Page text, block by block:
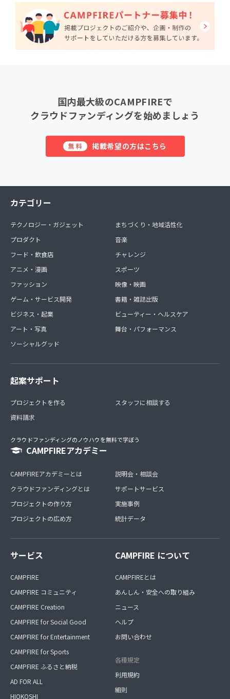
国内最大級のCAMPFIREで
クラウドファンディングを始めましょう
無料 掲載希望の方はこちら
カテゴリー
テクノロジー・ガジェット
プロダクト
フード・飲食店
アニメ・漫画
ファッション
ゲーム・サービス開発
ビジネス・起業
アート・写真
ソーシャルグッド
まちづくり・地域活性化
音楽
チャレンジ
スポーツ
映像・映画
書籍・雑誌出版
ビューティー・ヘルスケア
舞台・パフォーマンス
起案サポート
プロジェクトを作る
資料請求
スタッフに相談する
クラウドファンディングのノウハウを無料で学ぼう
CAMPFIREアカデミー
CAMPFIREアカデミーとは
クラウドファンディングとは
プロジェクトの作り方
プロジェクトの広め方
説明会・相談会
サポートサービス
実施事例
統計データ
サービス
CAMPFIRE
CAMPFIRE コミュニティ
CAMPFIRE Creation
CAMPFIRE for Social Good
CAMPFIRE for Entertainment
CAMPFIRE for Sports
CAMPFIRE ふるさと納税
AD FOR ALL
HIOKOSHI
CAMPFIRE について
CAMPFIREとは
あんしん・安全への取り組み
ニュース
ヘルプ
お問い合わせ
各種規定
利用規約
細則